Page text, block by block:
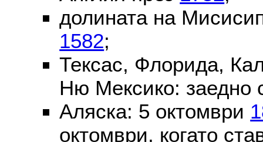
долината на
1582;
Тексас, Флорида,
Ню Мексико: заедно
Аляска: 5 октомври
октомври, когато